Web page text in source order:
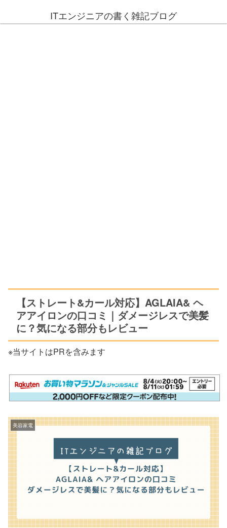
ITエンジニアの書く雑記ブログ
【ストレート&カール対応】AGLAIA& ヘ
アアイロンの口コミ｜ダメージレスで美髪
に？気になる部分もレビュー
※当サイトはPRを含みます
美容家電